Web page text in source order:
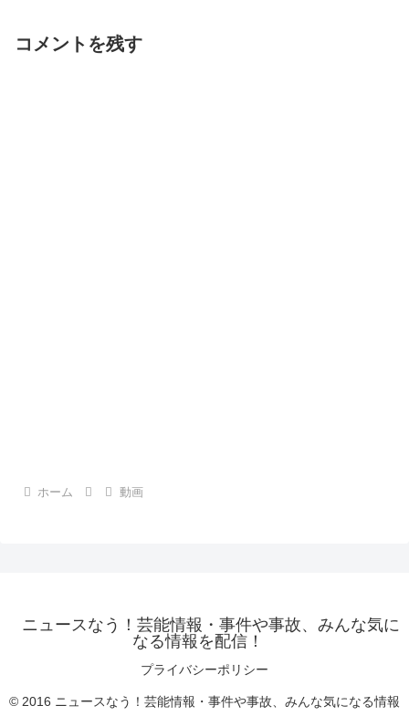
コメントを残す
ホーム 動画
ニュースなう！芸能情報・事件や事故、みんな気に
なる情報を配信！
プライバシーポリシー
© 2016 ニュースなう！芸能情報・事件や事故、みんな気になる情報